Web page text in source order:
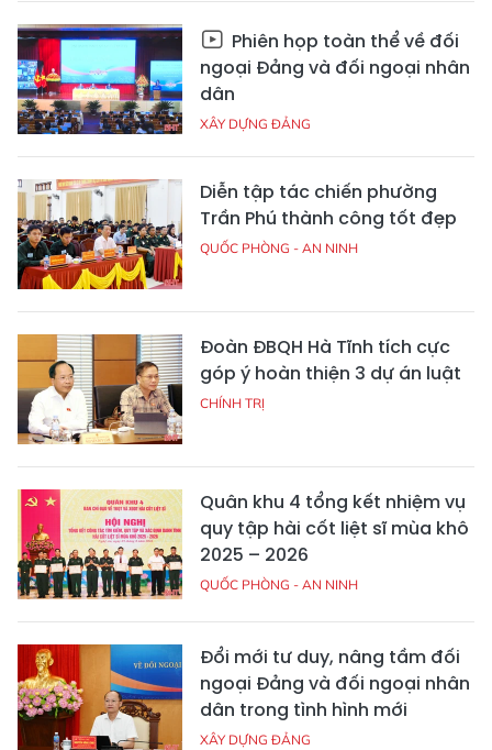
Phiên họp toàn thể về đối
ngoại Đảng và đối ngoại nhân
dân
XÂY DỰNG ĐẢNG
Diễn tập tác chiến phường
Trần Phú thành công tốt đẹp
QUỐC PHÒNG - AN NINH
Đoàn ĐBQH Hà Tĩnh tích cực
góp ý hoàn thiện 3 dự án luật
CHÍNH TRỊ
Quân khu 4 tổng kết nhiệm vụ
quy tập hài cốt liệt sĩ mùa khô
2025 – 2026
QUỐC PHÒNG - AN NINH
Đổi mới tư duy, nâng tầm đối
ngoại Đảng và đối ngoại nhân
dân trong tình hình mới
XÂY DỰNG ĐẢNG